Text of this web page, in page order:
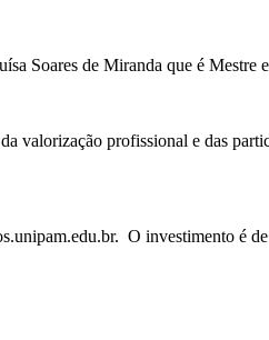
Soares de Miranda que é
valorização profissional e das
O investimento é